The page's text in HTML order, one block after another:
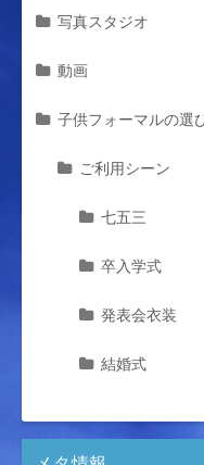
写真スタジオ
動画
子供フォーマルの選
ご利用シーン
七五三
卒入学式
発表会衣装
結婚式